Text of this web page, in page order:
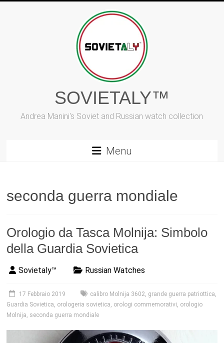
SOVIETALY™
Andrea Manini's Soviet and Russian watch collection
Menu
seconda guerra mondiale
Orologio da Tasca Molnija: Simbolo
della Guardia Sovietica
Sovietaly™ Russian Watches
17 Febbraio 2019 calibro Molnija 3602, grande guerra patriottica,
Guardia Sovietica, orologeria sovietica, orologi commemorativi, orologio
Molnija, seconda guerra mondiale